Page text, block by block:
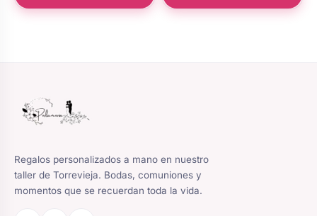
Regalos personalizados a mano en nuestro
taller de Torrevieja. Bodas, comuniones y
momentos que se recuerdan toda la vida.